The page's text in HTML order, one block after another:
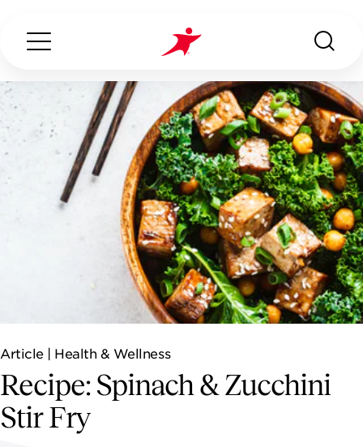
ABOUT US
OUR SERVICES
INDUSTRIES WE SERVE
NEWSROOM
CONTACT US
Search...
Article | Health & Wellness
Recipe: Spinach & Zucchini
Stir Fry